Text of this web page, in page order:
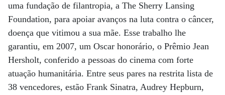
uma fundação de filantropia, a The Sherry Lansing
Foundation, para apoiar avanços na luta contra o câncer,
doença que vitimou a sua mãe. Esse trabalho lhe
garantiu, em 2007, um Oscar honorário, o Prêmio Jean
Hersholt, conferido a pessoas do cinema com forte
atuação humanitária. Entre seus pares na restrita lista de
38 vencedores, estão Frank Sinatra, Audrey Hepburn,